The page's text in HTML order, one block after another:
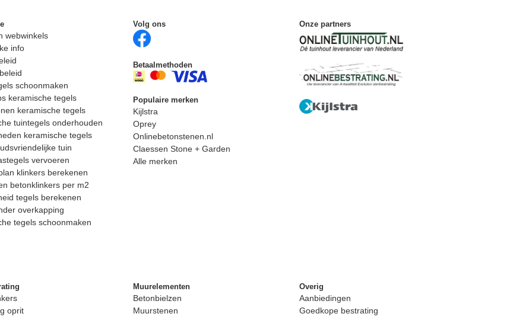
webwinkels
info
schoonmaken
keramische tegels
keramische tegels
tuintegels onderhouden
keramische tegels
tuin
vervoeren
klinkers berekenen
betonklinkers per m2
tegels berekenen
overkapping
tegels schoonmaken
Volg ons
Betaalmethoden
Populaire merken
Kijlstra
Oprey
Onlinebetonstenen.nl
Claessen Stone + Garden
Alle merken
Onze partners
oprit
Muurelementen
Betonbielzen
Muurstenen
Overig
Aanbiedingen
Goedkope bestrating